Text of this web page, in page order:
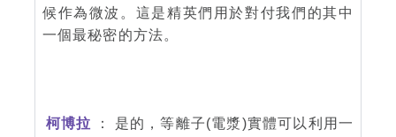
候作為微波。這是精英們用於對付我們的其中
一個最秘密的方法。
柯博拉
： 是的，等離子(電漿)實體可以利用一